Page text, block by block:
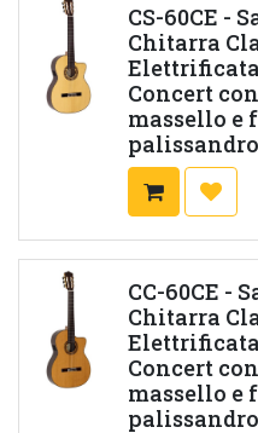
CS-60CE -
Chitarra
Concert
massello e
CC-60CE -
Chitarra
Concert
massello e